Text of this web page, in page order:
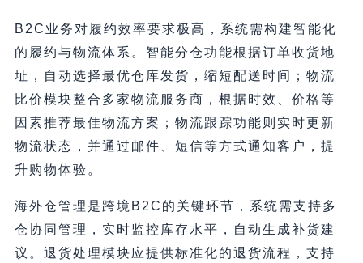
B2C业务对履约效率要求极高，系统需构建智能化
的履约与物流体系。智能分仓功能根据订单收货地
址，自动选择最优仓库发货，缩短配送时间；物流
比价模块整合多家物流服务商，根据时效、价格等
因素推荐最佳物流方案；物流跟踪功能则实时更新
物流状态，并通过邮件、短信等方式通知客户，提
升购物体验。
海外仓管理是跨境B2C的关键环节，系统需支持多
仓协同管理，实时监控库存水平，自动生成补货建
议。退货处理模块应提供标准化的退货流程，支持